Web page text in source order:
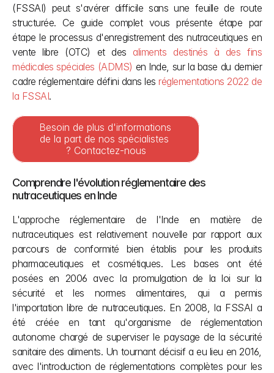
(FSSAI) peut s'avérer difficile sans une feuille de route
structurée. Ce guide complet vous présente étape par
étape le processus d'enregistrement des nutraceutiques en
vente libre (OTC) et des aliments destinés à des fins
médicales spéciales (ADMS) en Inde, sur la base du dernier
cadre réglementaire défini dans les réglementations 2022 de
la FSSAI.
Besoin de plus d'informations
de la part de nos spécialistes
? Contactez-nous
Comprendre l'évolution réglementaire des
nutraceutiques en Inde
L'approche réglementaire de l'Inde en matière de
nutraceutiques est relativement nouvelle par rapport aux
parcours de conformité bien établis pour les produits
pharmaceutiques et cosmétiques. Les bases ont été
posées en 2006 avec la promulgation de la loi sur la
sécurité et les normes alimentaires, qui a permis
l'importation libre de nutraceutiques. En 2008, la FSSAI a
été créée en tant qu'organisme de réglementation
autonome chargé de superviser le paysage de la sécurité
sanitaire des aliments. Un tournant décisif a eu lieu en 2016,
avec l'introduction de réglementations complètes pour les